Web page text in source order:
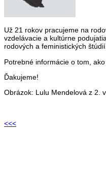
Už 21 rokov pracujeme na
vzdelávacie a kultúrne
rodových a feministických
Potrebné informácie o tom,
Ďakujeme!
Obrázok: Lulu Mendelová z 2.
<<<